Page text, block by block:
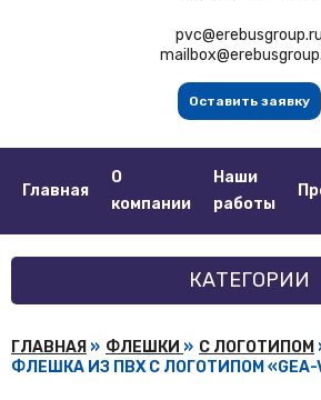
pvc@erebusgroup.ru
Оставить заявку
Главная
О
компании
Наши
работы
КАТЕГОРИИ
ГЛАВНАЯ » ФЛЕШКИ » С ЛОГОТИПОМ
ФЛЕШКА ИЗ ПВХ С ЛОГОТИПОМ «GEA-